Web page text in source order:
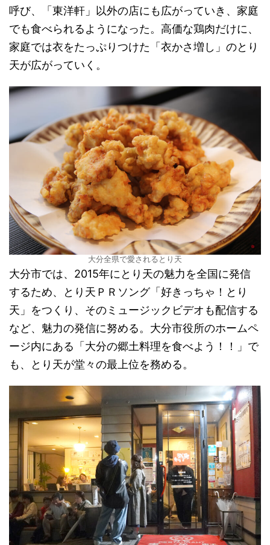
呼び、「東洋軒」以外の店にも広がっていき、家庭
でも食べられるようになった。高価な鶏肉だけに、
家庭では衣をたっぷりつけた「衣かさ増し」のとり
天が広がっていく。
大分全県で愛されるとり天
大分市では、2015年にとり天の魅力を全国に発信
するため、とり天ＰＲソング「好きっちゃ！とり
天」をつくり、そのミュージックビデオも配信する
など、魅力の発信に努める。大分市役所のホームペ
ージ内にある「大分の郷土料理を食べよう！！」で
も、とり天が堂々の最上位を務める。